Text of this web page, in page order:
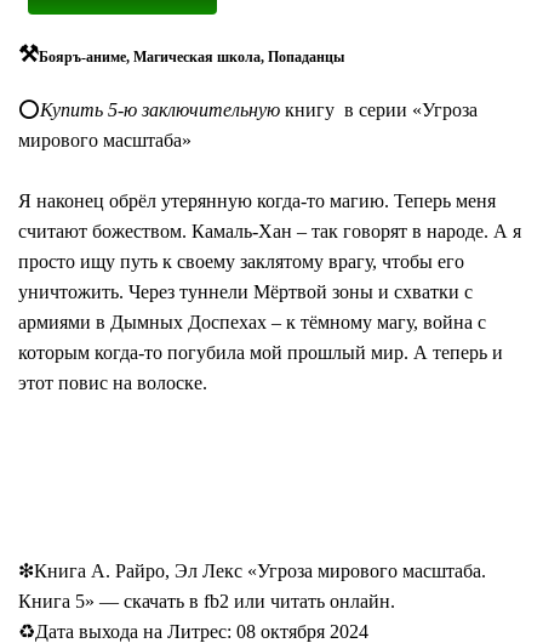
⚒Бояръ-аниме, Магическая школа, Попаданцы
⭕️Купить 5-ю заключительную книгу в серии «Угроза
мирового масштаба»
Я наконец обрёл утерянную когда-то магию. Теперь меня
считают божеством. Камаль-Хан – так говорят в народе. А я
просто ищу путь к своему заклятому врагу, чтобы его
уничтожить. Через туннели Мёртвой зоны и схватки с
армиями в Дымных Доспехах – к тёмному магу, война с
которым когда-то погубила мой прошлый мир. А теперь и
этот повис на волоске.
❇Книга А. Райро, Эл Лекс «Угроза мирового масштаба.
Книга 5» — скачать в fb2 или читать онлайн.
♻Дата выхода на Литрес: 08 октября 2024